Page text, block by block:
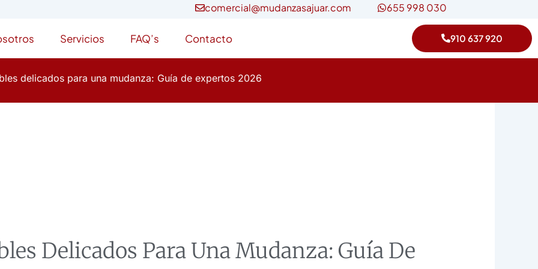
comercial@mudanzasajuar.com 655 998 030
Servicios FAQ’s Contacto 910 637 920
delicados para una mudanza: Guía de expertos 2026
Delicados Para Una Mudanza: Guía De